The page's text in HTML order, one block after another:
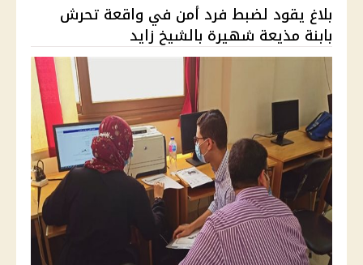
بلاغ يقود لضبط فرد أمن في واقعة تحرش
بابنة مذيعة شهيرة بالشيخ زايد